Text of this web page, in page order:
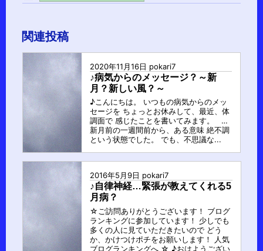
ル
ー
プ
関連投稿
2020年11月16日 pokari7
♪病気からのメッセージ？～新
月？新しい風？～
♪こんにちは。 いつもの病気からのメッ
セージを ちょっとお休みして、最近、体
調面で 感じたことを書いてみます。 …
新月前の一週間前から、ある意味 絶不調
という状態でした。 でも、不思議な...
2016年5月9日 pokari7
♪自律神経…緊張が教えてくれる5
月病？
☆ご訪問ありがとうございます！ ブログ
ランキングに参加しています！ 少しでも
多くの人に見ていただきたいので どう
か、かけつけポチをお願いします！ 人気
ブログランキングへ ☆ ♪おはようござい